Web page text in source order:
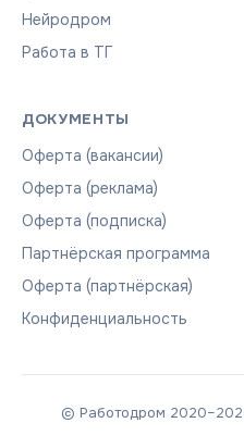
Нейродром
Работа в ТГ
ДОКУМЕНТЫ
Оферта (вакансии)
Оферта (реклама)
Оферта (подписка)
Партнёрская программа
Оферта (партнёрская)
Конфиденциальность
© Работодром